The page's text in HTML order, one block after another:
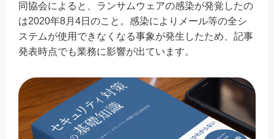
同協会によると、ランサムウェアの感染が発覚したの
は2020年8月4日のこと。感染によりメール等の全シ
ステムが使用できなくなる事象が発生したため、記事
発表時点でも業務に影響が出ています。